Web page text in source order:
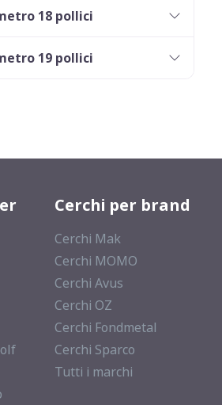
18 pollici
19 pollici
Cerchi per brand
Cerchi Mak
Cerchi MOMO
Cerchi Avus
Cerchi OZ
Cerchi Fondmetal
Cerchi Sparco
Tutti i marchi